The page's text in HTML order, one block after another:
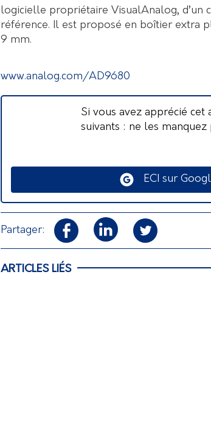
logicielle propriétaire VisualAnalog, d’un
référence. Il est proposé en boîtier extra
9 mm.
www.analog.com/AD9680
Si vous avez apprécié cet
suivants : ne les manquez
ECI sur
Partager:
ARTICLES LIÉS